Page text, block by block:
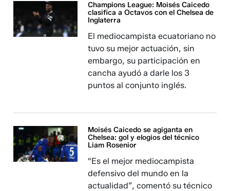
Champions League: Moisés Caicedo
clasifica a Octavos con el Chelsea de
Inglaterra
El mediocampista ecuatoriano no
tuvo su mejor actuación, sin
embargo, su participación en
cancha ayudó a darle los 3
puntos al conjunto inglés.
Moisés Caicedo se agiganta en
Chelsea: gol y elogios del técnico
Liam Rosenior
"Es el mejor mediocampista
defensivo del mundo en la
actualidad”, comentó su técnico